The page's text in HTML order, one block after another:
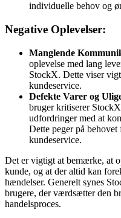
individuelle behov og
Negative Oplevelser:
Manglende
oplevelse med lang
StockX. Dette viser
kundeservice.
Defekte Varer og
bruger kritiserer
udfordringer med at
Dette peger på
kundeservice.
Det er vigtigt at bemærke, at
kunde, og at der altid kan
hændelser. Generelt synes
brugere, der værdsætter den
handelsproces.